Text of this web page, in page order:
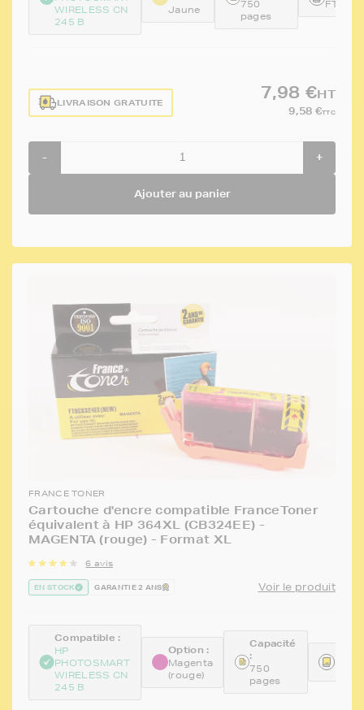
WIRELESS CN
245 B
Jaune
750
pages
LIVRAISON GRATUITE
7,98 €HT
9,58 €TTC
- +
Ajouter au panier
FRANCE TONER
Cartouche d'encre compatible FranceToner
équivalent à HP 364XL (CB324EE) -
MAGENTA (rouge) - Format XL
6 avis
EN STOCK GARANTIE 2 ANS Voir le produit
Compatible :
HP
PHOTOSMART
WIRELESS CN
245 B
Option :
Magenta
(rouge)
Capacité
:
750
pages